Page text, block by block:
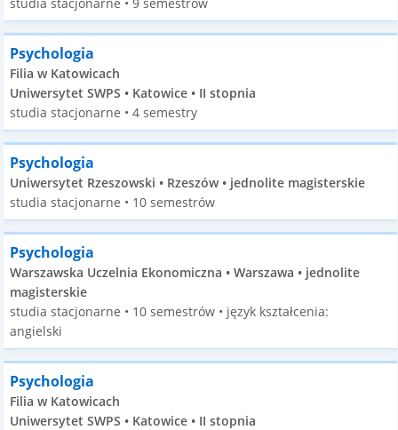
Psychologia
Filia w Katowicach
Uniwersytet SWPS • Katowice • II stopnia
studia stacjonarne • 4 semestry
Psychologia
Uniwersytet Rzeszowski • Rzeszów • jednolite magisterskie
studia stacjonarne • 10 semestrów
Psychologia
Warszawska Uczelnia Ekonomiczna • Warszawa • jednolite
magisterskie
studia stacjonarne • 10 semestrów • język kształcenia:
angielski
Psychologia
Filia w Katowicach
Uniwersytet SWPS • Katowice • II stopnia